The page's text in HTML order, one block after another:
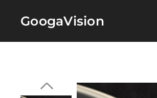
GoogaVision